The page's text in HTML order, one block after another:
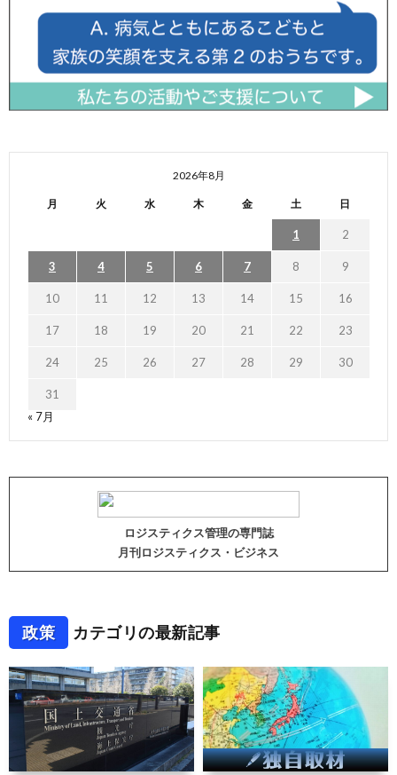
2026年8月
月 火 水 木 金 土 日
1 2
3 4 5 6 7 8 9
10 11 12 13 14 15 16
17 18 19 20 21 22 23
24 25 26 27 28 29 30
31
« 7月
ロジスティクス管理の専門誌
月刊ロジスティクス・ビジネス
政策 カテゴリの最新記事